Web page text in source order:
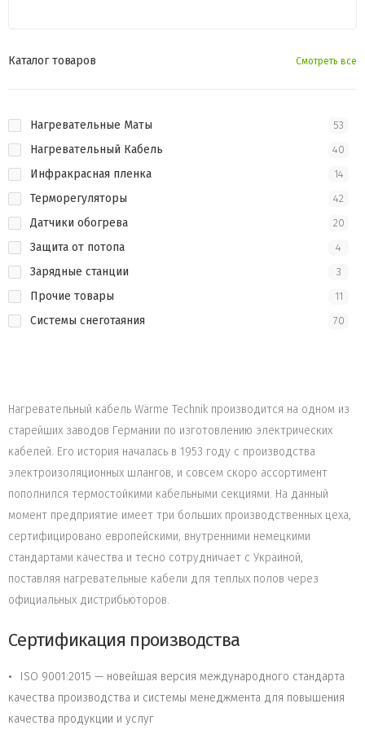
Каталог товаров Смотреть все
Нагревательные Маты 53
Нагревательный Кабель 40
Инфракрасная пленка 14
Терморегуляторы 42
Датчики обогрева 20
Защита от потопа 4
Зарядные станции 3
Прочие товары 11
Системы снеготаяния 70
Нагревательный кабель Wärme Technik производится на одном из
старейших заводов Германии по изготовлению электрических
кабелей. Его история началась в 1953 году с производства
электроизоляционных шлангов, и совсем скоро ассортимент
пополнился термостойкими кабельными секциями. На данный
момент предприятие имеет три больших производственных цеха,
сертифицировано европейскими, внутренними немецкими
стандартами качества и тесно сотрудничает с Украиной,
поставляя нагревательные кабели для теплых полов через
официальных дистрибьюторов.
Сертификация производства
ISO 9001:2015 — новейшая версия международного стандарта
качества производства и системы менеджмента для повышения
качества продукции и услуг